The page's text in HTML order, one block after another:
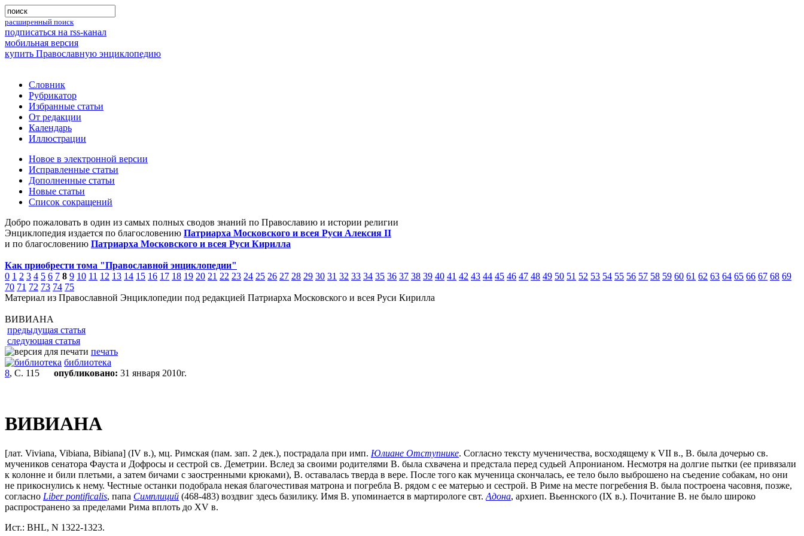
расширенный поиск
подписаться на rss-канал
мобильная версия
купить Православную энциклопедию
Словник
Рубрикатор
Избранные статьи
От редакции
Календарь
Иллюстрации
Новое в электронной версии
Исправленные статьи
Дополненные статьи
Новые статьи
Список сокращений
Добро пожаловать в один из самых полных сводов знаний по Православию и истории религии
Энциклопедия издается по благословению Патриарха Московского и всея Руси Алексия II
и по благословению Патриарха Московского и всея Руси Кирилла
Как приобрести тома "Православной энциклопедии"
0 1 2 3 4 5 6 7 8 9 10 11 12 13 14 15 16 17 18 19 20 21 22 23 24 25 26 27 28 29 30 31 32 33 34 35 36 37 38 39 40 41 42 43 44 45 46 47 48 49 50 51 52 53 54 55 56 57 58 59 60 61 62 63 64 65 66 67 68 69
70 71 72 73 74 75
Материал из Православной Энциклопедии под редакцией Патриарха Московского и всея Руси Кирилла
ВИВИАНА
предыдущая статья
следующая статья
печать
библиотека
8, С. 115 опубликовано: 31 января 2010г.
ВИВИАНА
[лат. Viviana, Vibiana, Bibiana] (IV в.), мц. Римская (пам. зап. 2 дек.), пострадала при имп. Юлиане Отступнике. Согласно тексту мученичества, восходящему к VII в., В. была дочерью св.
мучеников сенатора Фауста и Дофросы и сестрой св. Деметрии. Вслед за своими родителями В. была схвачена и предстала перед судьей Апронианом. Несмотря на долгие пытки (ее привязали
к колонне и били плетьми, а затем бичами с заостренными крюками), В. оставалась тверда в вере. После того как мученица скончалась, ее тело было выброшено на съедение собакам, но они
не прикоснулись к нему. Честные останки подобрала некая благочестивая матрона и погребла В. рядом с ее матерью и сестрой. В Риме на месте погребения В. была построена часовня, позже,
согласно Liber pontificalis, папа Симплиций (468-483) воздвиг здесь базилику. Имя В. упоминается в мартирологе свт. Адона, архиеп. Вьеннского (IX в.). Почитание В. не было широко
распространено за пределами Рима вплоть до XV в.
Ист.: BHL, N 1322-1323.